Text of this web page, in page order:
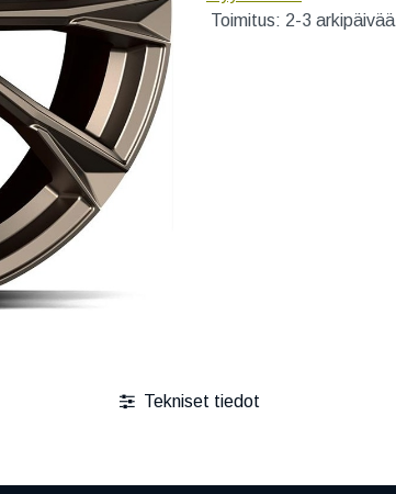
Toimitus: 2-3 arkipäivää
Tekniset tiedot